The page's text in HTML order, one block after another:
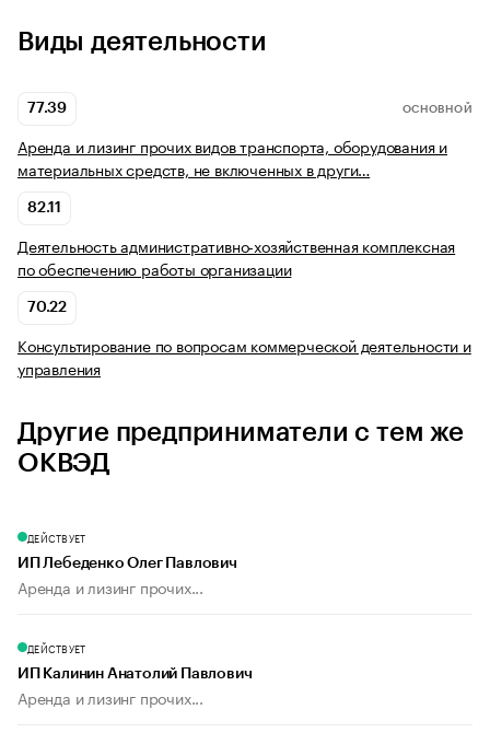
Виды деятельности
77.39 ОСНОВНОЙ
Аренда и лизинг прочих видов транспорта, оборудования и
материальных средств, не включенных в други…
82.11
Деятельность административно-хозяйственная комплексная
по обеспечению работы организации
70.22
Консультирование по вопросам коммерческой деятельности и
управления
Другие предприниматели с тем же
ОКВЭД
ДЕЙСТВУЕТ
ИП Лебеденко Олег Павлович
Аренда и лизинг прочих...
ДЕЙСТВУЕТ
ИП Калинин Анатолий Павлович
Аренда и лизинг прочих...